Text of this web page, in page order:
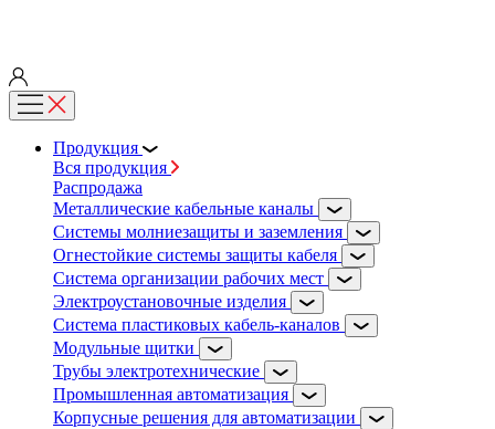
Продукция
Вся продукция
Распродажа
Металлические кабельные каналы
Системы молниезащиты и заземления
Огнестойкие системы защиты кабеля
Система организации рабочих мест
Электроустановочные изделия
Система пластиковых кабель-каналов
Модульные щитки
Трубы электротехнические
Промышленная автоматизация
Корпусные решения для автоматизации